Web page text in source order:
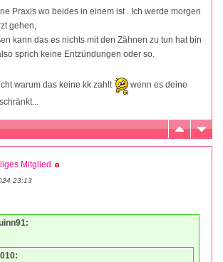
Praxis wo beides in einem ist . Ich werde morgen
gehen,
kann das es nichts mit den Zähnen zu tun hat bin
sprich keine Entzündungen oder so.
warum das keine kk zahlt
wenn es deine
Mitglied
23:13